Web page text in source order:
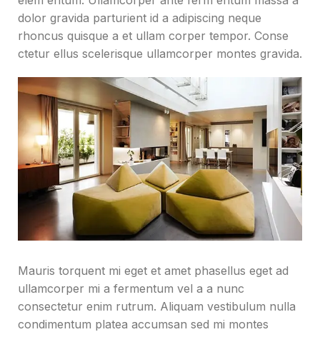
dolor gravida parturient id a adipiscing neque
rhoncus quisque a et ullam corper tempor. Conse
ctetur ellus scelerisque ullamcorper montes gravida.
Mauris torquent mi eget et amet phasellus eget ad
ullamcorper mi a fermentum vel a a nunc
consectetur enim rutrum. Aliquam vestibulum nulla
condimentum platea accumsan sed mi montes